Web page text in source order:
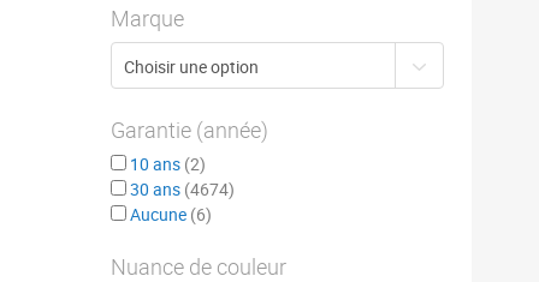
Marque
Garantie (année)
10 ans 2
30 ans 4674
Aucune 6
Nuance de couleur